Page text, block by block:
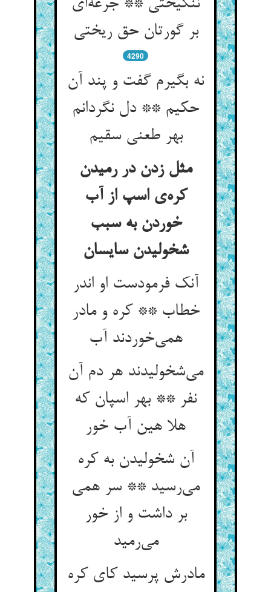
ننگیختی ** جرعه‌ای
بر گورتان حق ریختی
4290
نه بگیرم گفت و پند آن
حکیم ** دل نگردانم
بهر طعنی سقیم
مثل زدن در رمیدن
کره‌ی اسپ از آب
خوردن به سبب
شخولیدن سایسان
آنک فرمودست او اندر
خطاب ** کره و مادر
همی‌خوردند آب
می‌شخولیدند هر دم آن
نفر ** بهر اسپان که
هلا هین آب خور
آن شخولیدن به کره
می‌رسید ** سر همی
بر داشت و از خور
می‌رمید
مادرش پرسید کای کره